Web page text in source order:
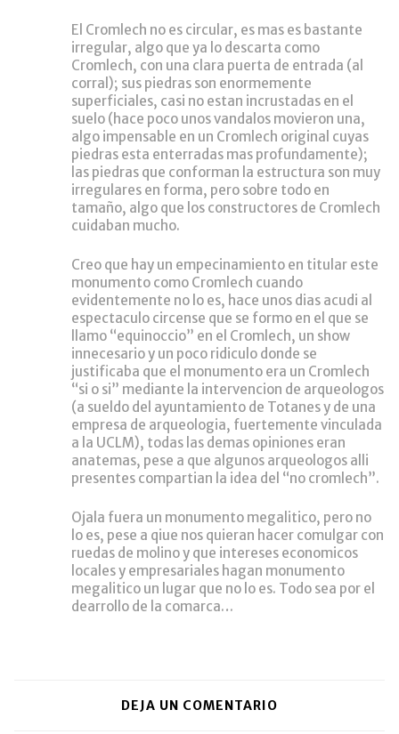
El Cromlech no es circular, es mas es bastante
irregular, algo que ya lo descarta como
Cromlech, con una clara puerta de entrada (al
corral); sus piedras son enormemente
superficiales, casi no estan incrustadas en el
suelo (hace poco unos vandalos movieron una,
algo impensable en un Cromlech original cuyas
piedras esta enterradas mas profundamente);
las piedras que conforman la estructura son muy
irregulares en forma, pero sobre todo en
tamaño, algo que los constructores de Cromlech
cuidaban mucho.
Creo que hay un empecinamiento en titular este
monumento como Cromlech cuando
evidentemente no lo es, hace unos dias acudi al
espectaculo circense que se formo en el que se
llamo “equinoccio” en el Cromlech, un show
innecesario y un poco ridiculo donde se
justificaba que el monumento era un Cromlech
“si o si” mediante la intervencion de arqueologos
(a sueldo del ayuntamiento de Totanes y de una
empresa de arqueologia, fuertemente vinculada
a la UCLM), todas las demas opiniones eran
anatemas, pese a que algunos arqueologos alli
presentes compartian la idea del “no cromlech”.
Ojala fuera un monumento megalitico, pero no
lo es, pese a qiue nos quieran hacer comulgar con
ruedas de molino y que intereses economicos
locales y empresariales hagan monumento
megalitico un lugar que no lo es. Todo sea por el
dearrollo de la comarca…
DEJA UN COMENTARIO